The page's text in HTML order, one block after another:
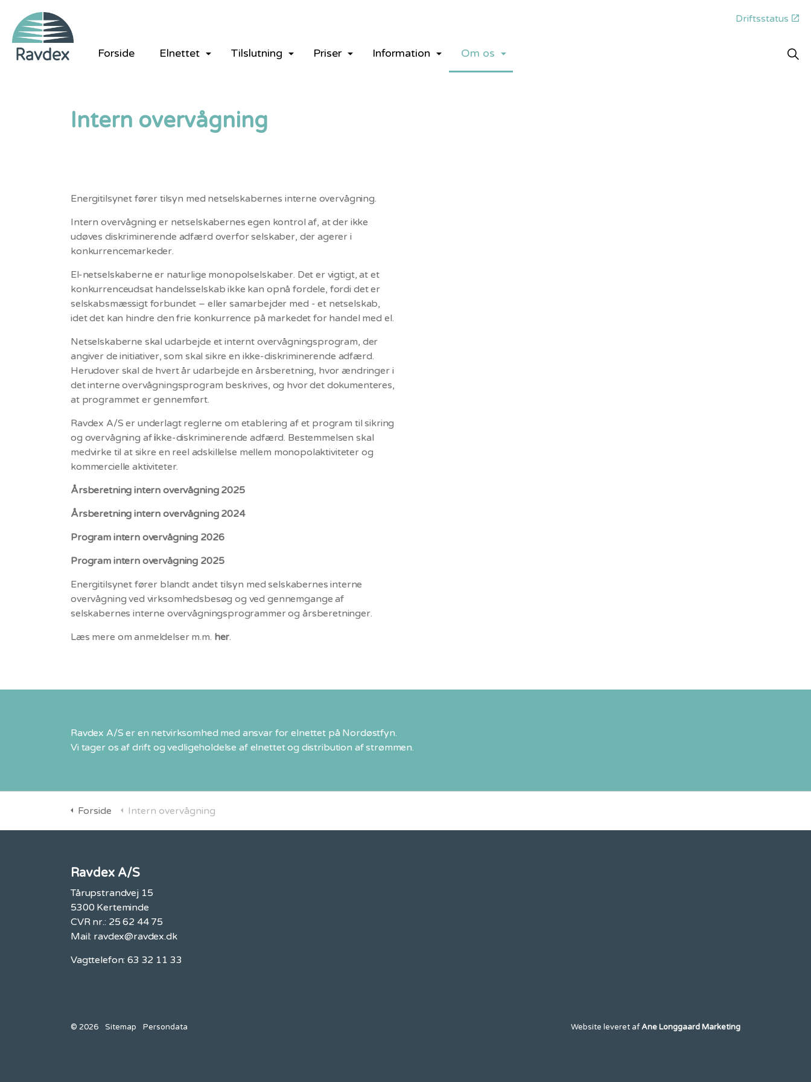
Forside Elnettet Tilslutning Priser Information Om os
Driftsstatus
Intern overvågning
Energitilsynet fører tilsyn med netselskabernes interne overvågning.
Intern overvågning er netselskabernes egen kontrol af, at der ikke
udøves diskriminerende adfærd overfor selskaber, der agerer i
konkurrencemarkeder.
El-netselskaberne er naturlige monopolselskaber. Det er vigtigt, at et
konkurrenceudsat handelsselskab ikke kan opnå fordele, fordi det er
selskabsmæssigt forbundet – eller samarbejder med - et netselskab,
idet det kan hindre den frie konkurrence på markedet for handel med el.
Netselskaberne skal udarbejde et internt overvågningsprogram, der
angiver de initiativer, som skal sikre en ikke-diskriminerende adfærd.
Herudover skal de hvert år udarbejde en årsberetning, hvor ændringer i
det interne overvågningsprogram beskrives, og hvor det dokumenteres,
at programmet er gennemført.
Ravdex A/S er underlagt reglerne om etablering af et program til sikring
og overvågning afikke-diskriminerende adfærd. Bestemmelsen skal
medvirke til at sikre en reel adskillelse mellem monopolaktiviteter og
kommercielle aktiviteter.
Årsberetning intern overvågning 2025
Årsberetning intern overvågning 2024
Program intern overvågning 2026
Program intern overvågning 2025
Energitilsynet fører blandt andet tilsyn med selskabernes interne
overvågning ved virksomhedsbesøg og ved gennemgange af
selskabernes interne overvågningsprogrammer og årsberetninger.
Læs mere om anmeldelser m.m. her.
Ravdex A/S er en netvirksomhed med ansvar for elnettet på Nordøstfyn.
Vi tager os af drift og vedligeholdelse af elnettet og distribution af strømmen.
Forside Intern overvågning
Ravdex A/S
Tårupstrandvej 15
5300 Kerteminde
CVR nr.: 25 62 44 75
Mail: ravdex@ravdex.dk
Vagttelefon: 63 32 11 33
© 2026 Sitemap Persondata Website leveret afAne Longgaard Marketing